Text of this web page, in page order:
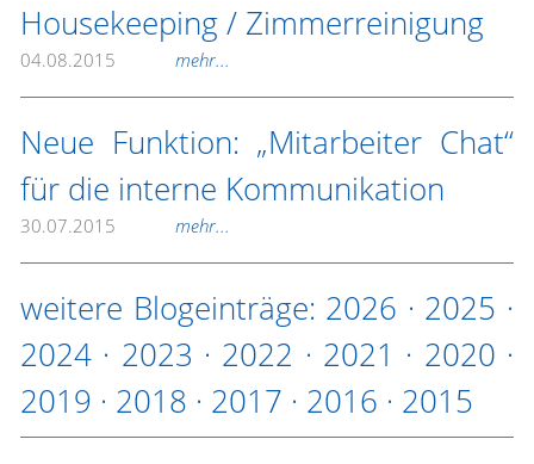
Housekeeping / Zimmerreinigung
04.08.2015 mehr...
Neue Funktion: „Mitarbeiter Chat“
für die interne Kommunikation
30.07.2015 mehr...
weitere Blogeinträge: 2026 · 2025 ·
2024 · 2023 · 2022 · 2021 · 2020 ·
2019 · 2018 · 2017 · 2016 · 2015